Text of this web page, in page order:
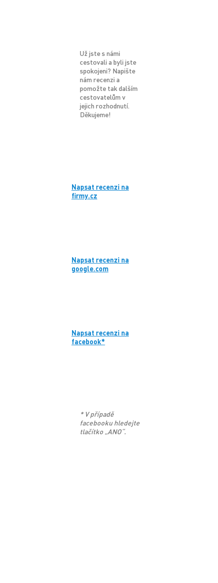
Už jste s námi
cestovali a byli jste
spokojeni? Napište
nám recenzi a
pomožte tak dalším
cestovatelům v
jejich rozhodnutí.
Děkujeme!
Napsat recenzi na
firmy.cz
Napsat recenzi na
google.com
Napsat recenzi na
facebook*
* V případě
facebooku hledejte
tlačítko „ANO“.